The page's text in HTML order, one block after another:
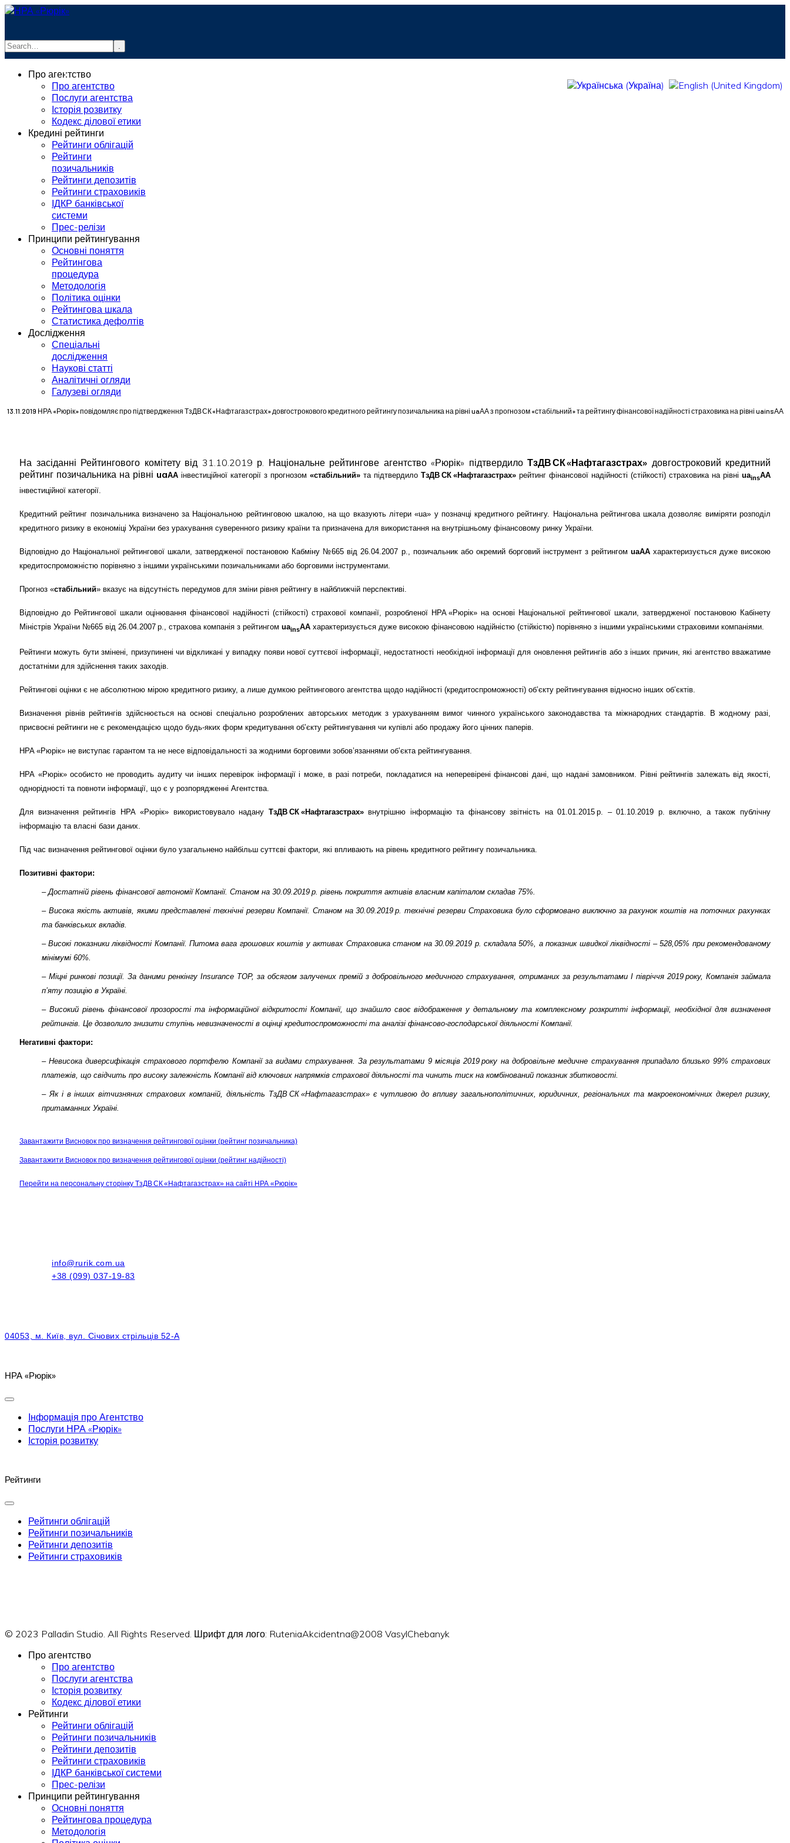
.
info@rurik.com.ua
Про агентство
Про агентство
Послуги агентства
Історія розвитку
Кодекс ділової етики
Кредині рейтинги
Рейтинги облігацій
Рейтинги
позичальників
Рейтинги депозитів
Рейтинги страховиків
ІДКР банківської
системи
Прес-релізи
Принципи рейтингування
Основні поняття
Рейтингова
процедура
Методологія
Політика оцінки
Рейтингова шкала
Статистика дефолтів
Дослідження
Спеціальні
дослідження
Наукові статті
Аналітичні огляди
Галузеві огляди
13.11.2019 НРА «Рюрік» повідомляє про підтвердження ТзДВ СК «Нафтагазстрах» довгострокового кредитного рейтингу позичальника на рівні uaАА з прогнозом «стабільний» та рейтингу фінансової надійності страховика на рівні uainsАА
На засіданні Рейтингового комітету від 31.10.2019 р. Національне рейтингове агентство «Рюрік» підтвердило ТзДВ СК «Нафтагазстрах» довгостроковий кредитний
рейтинг позичальника на рівні uaAA інвестиційної категорії з прогнозом «стабільний» та підтвердило ТзДВ СК «Нафтагазстрах» рейтинг фінансової надійності (стійкості) страховика на рівні uainsAA
інвестиційної категорії.
Кредитний рейтинг позичальника визначено за Національною рейтинговою шкалою, на що вказують літери «ua» у позначці кредитного рейтингу. Національна рейтингова шкала дозволяє виміряти розподіл
кредитного ризику в економіці України без урахування суверенного ризику країни та призначена для використання на внутрішньому фінансовому ринку України.
Відповідно до Національної рейтингової шкали, затвердженої постановою Кабміну №665 від 26.04.2007 р., позичальник або окремий борговий інструмент з рейтингом uaAAхарактеризується дуже високою
кредитоспроможністю порівняно з іншими українськими позичальниками або борговими інструментами.
Прогноз «стабільний» вказує на відсутність передумов для зміни рівня рейтингу в найближчій перспективі.
Відповідно до Рейтингової шкали оцінювання фінансової надійності (стійкості) страхової компанії, розробленої НРА «Рюрік» на основі Національної рейтингової шкали, затвердженої постановою Кабінету
Міністрів України №665 від 26.04.2007 р., страхова компанія з рейтингом uainsAA характеризується дуже високою фінансовою надійністю (стійкістю) порівняно з іншими українськими страховими компаніями.
Рейтинги можуть бути змінені, призупинені чи відкликані у випадку появи нової суттєвої інформації, недостатності необхідної інформації для оновлення рейтингів або з інших причин, які агентство вважатиме
достатніми для здійснення таких заходів.
Рейтингові оцінки є не абсолютною мірою кредитного ризику, а лише думкою рейтингового агентства щодо надійності (кредитоспроможності) об’єкту рейтингування відносно інших об’єктів.
Визначення рівнів рейтингів здійснюється на основі спеціально розроблених авторських методик з урахуванням вимог чинного українського законодавства та міжнародних стандартів. В жодному разі,
присвоєні рейтинги не є рекомендацією щодо будь-яких форм кредитування об’єкту рейтингування чи купівлі або продажу його цінних паперів.
НРА «Рюрік» не виступає гарантом та не несе відповідальності за жодними борговими зобов’язаннями об’єкта рейтингування.
НРА «Рюрік» особисто не проводить аудиту чи інших перевірок інформації і може, в разі потреби, покладатися на неперевірені фінансові дані, що надані замовником. Рівні рейтингів залежать від якості,
однорідності та повноти інформації, що є у розпорядженні Агентства.
Для визначення рейтингів НРА «Рюрік» використовувало надану ТзДВ СК «Нафтагазстрах»внутрішню інформацію та фінансову звітність на 01.01.2015 р. – 01.10.2019 р. включно, а також публічну
інформацію та власні бази даних.
Під час визначення рейтингової оцінки було узагальнено найбільш суттєві фактори, які впливають на рівень кредитного рейтингу позичальника.
Позитивні фактори:
– Достатній рівень фінансової автономії Компанії. Станом на 30.09.2019 р. рівень покриття активів власним капіталом складав 75%.
– Висока якість активів, якими представлені технічні резерви Компанії. Станом на30.09.2019 р. технічні резерви Страховика було сформовано виключно за рахунок коштів на поточних рахунках
та банківських вкладів.
­­– Високі показники ліквідності Компанії. Питома вага грошових коштів у активах Страховика станом на30.09.2019 р. складала 50%, а показник швидкої ліквідності ­– 528,05% при рекомендованому
мінімумі 60%.
– Міцні ринкові позиції. За даними ренкінгу Insurance TOP, за обсягом залучених премій з добровільного медичного страхування, отриманих за результатами І півріччя 2019 року, Компанія займала
п’яту позицію в Україні.
– Високий рівень фінансової прозорості та інформаційної відкритості Компанії, що знайшло своє відображення у детальному та комплексному розкритті інформації, необхідної для визначення
рейтингів. Це дозволило знизити ступінь невизначеності в оцінці кредитоспроможності та аналізі фінансово-господарської діяльності Компанії.
Негативні фактори:
– Невисока диверсифікація страхового портфелю Компанії за видами страхування. За результатами 9 місяців 2019 року на добровільне медичне страхування припадало близько 99% страхових
платежів, що свідчить про високу залежність Компанії від ключових напрямків страхової діяльності та чинить тиск на комбінований показник збитковості.
– Як і в інших вітчизняних страхових компаній, діяльність ТзДВ СК «Нафтагазстрах» є чутливою до впливу загальнополітичних, юридичних, регіональних та макроекономічних джерел ризику,
притаманних Україні.
Завантажити Висновок про визначення рейтингової оцінки (рейтинг позичальника)
Завантажити Висновок про визначення рейтингової оцінки (рейтинг надійності)
Перейти на персональну сторінку ТзДВ СК «Нафтагазстрах» на сайті НРА «Рюрік»
info@rurik.com.ua
+38 (099) 037-19-83
04053, м. Київ, вул. Січових стрільців 52-А
НРА «Рюрік»
Інформація про Агентство
Послуги НРА «Рюрік»
Історія розвитку
Рейтинги
Рейтинги облігацій
Рейтинги позичальників
Рейтинги депозитів
Рейтинги страховиків
© 2023 Palladin Studio. All Rights Reserved. Шрифт для лого: RuteniaAkcidentna@2008 VasylChebanyk
Про агентство
Про агентство
Послуги агентства
Історія розвитку
Кодекс ділової етики
Рейтинги
Рейтинги облігацій
Рейтинги позичальників
Рейтинги депозитів
Рейтинги страховиків
ІДКР банківської системи
Прес-релізи
Принципи рейтингування
Основні поняття
Рейтингова процедура
Методологія